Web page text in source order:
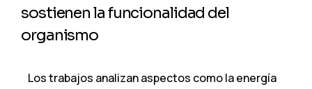
sostienen la funcionalidad del
organismo
Los trabajos analizan aspectos como la energía